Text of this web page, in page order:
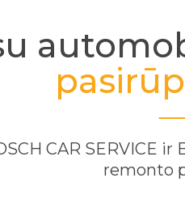
CAR SERVICE
remonto